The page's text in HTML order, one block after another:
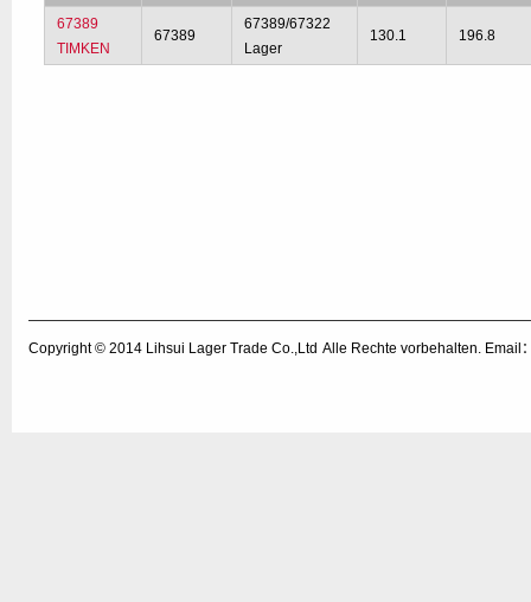
67389
TIMKEN
67389
67389/67322
Lager
130.1 196.8
Copyright © 2014 Lihsui Lager Trade Co.,Ltd Alle Rechte vorbehalten. Email